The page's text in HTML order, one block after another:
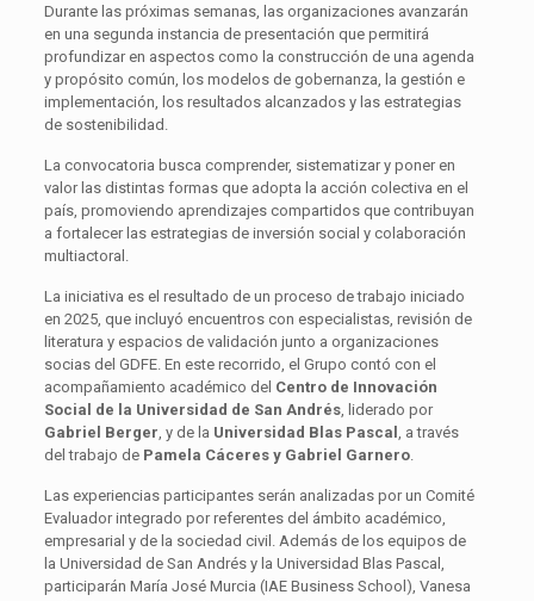
Durante las próximas semanas, las organizaciones avanzarán
en una segunda instancia de presentación que permitirá
profundizar en aspectos como la construcción de una agenda
y propósito común, los modelos de gobernanza, la gestión e
implementación, los resultados alcanzados y las estrategias
de sostenibilidad.
La convocatoria busca comprender, sistematizar y poner en
valor las distintas formas que adopta la acción colectiva en el
país, promoviendo aprendizajes compartidos que contribuyan
a fortalecer las estrategias de inversión social y colaboración
multiactoral.
La iniciativa es el resultado de un proceso de trabajo iniciado
en 2025, que incluyó encuentros con especialistas, revisión de
literatura y espacios de validación junto a organizaciones
socias del GDFE. En este recorrido, el Grupo contó con el
acompañamiento académico del Centro de Innovación
Social de la Universidad de San Andrés, liderado por
Gabriel Berger , y de la Universidad Blas Pascal
, a través
del trabajo de Pamela Cáceres y Gabriel Garnero.
Las experiencias participantes serán analizadas por un Comité
Evaluador integrado por referentes del ámbito académico,
empresarial y de la sociedad civil. Además de los equipos de
la Universidad de San Andrés y la Universidad Blas Pascal,
participarán María José Murcia (IAE Business School), Vanesa